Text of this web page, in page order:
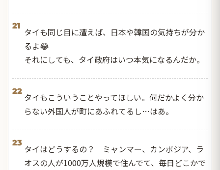
21
タイも同じ目に遭えば、日本や韓国の気持ちが分か
るよ😂
それにしても、タイ政府はいつ本気になるんだか。
22
タイもこういうことやってほしい。何だかよく分か
らない外国人が町にあふれてるし…はあ。
23
タイはどうするの？ ミャンマー、カンボジア、ラ
オスの人が1000万人規模で住んでて、毎日どこかで